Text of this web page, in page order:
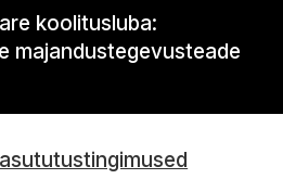
koolitusluba:
majandustegevusteade